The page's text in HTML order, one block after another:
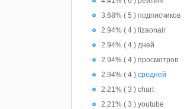
3.68% ( 5 ) подписчиков
2.94% ( 4 ) lizaonair
2.94% ( 4 ) дней
2.94% ( 4 ) просмотров
2.94% ( 4 )средней
2.21% ( 3 ) chart
2.21% ( 3 ) youtube